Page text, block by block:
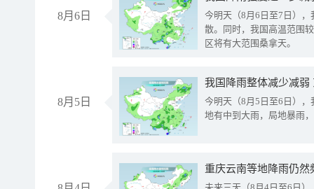
8月6日
今明天（8月6日至7日）
散。同时，我国高温范围
区将有大范围桑拿天。
8月5日
我国降雨整体减少减弱
今明天（8月5日至6日）
地有中到大雨，局地暴雨
重庆云南等地降雨仍然